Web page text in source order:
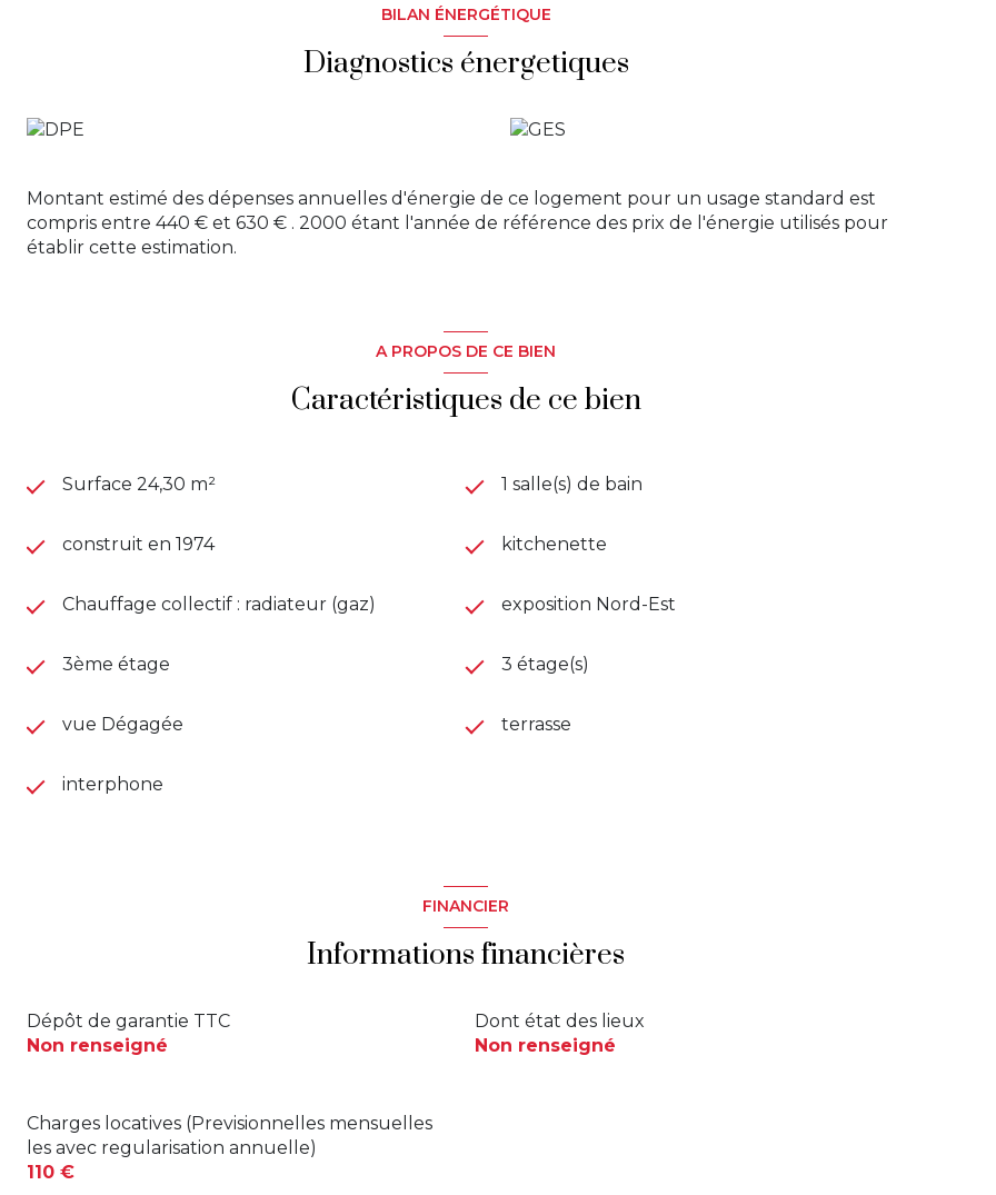
BILAN ÉNERGÉTIQUE
Diagnostics énergetiques
Montant estimé des dépenses annuelles d'énergie de ce logement pour un usage standard est
compris entre 440 € et 630 € . 2000 étant l'année de référence des prix de l'énergie utilisés pour
établir cette estimation.
A PROPOS DE CE BIEN
Caractéristiques de ce bien
Surface 24,30 m² 1 salle(s) de bain
construit en 1974 kitchenette
Chauffage collectif : radiateur (gaz) exposition Nord-Est
3ème étage 3 étage(s)
vue Dégagée terrasse
interphone
FINANCIER
Informations financières
Dont état des lieux
Non renseigné
Dépôt de garantie TTC
Non renseigné
Charges locatives (Previsionnelles mensuelles
les avec regularisation annuelle)
110 €